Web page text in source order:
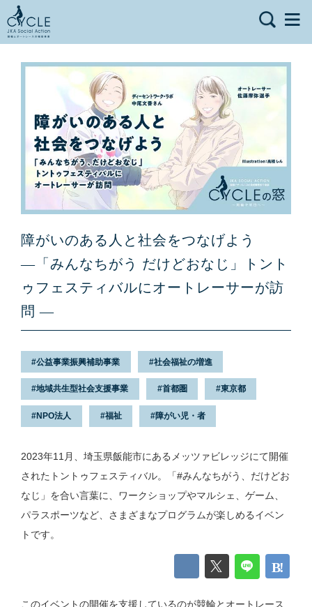
障がいのある人と社会をつなげよう
―「みんなちがう だけどおなじ」トント
ゥフェスティバルにオートレーサーが訪
問 ―
公益事業振興補助事業 社会福祉の増進
地域共生型社会支援事業 首都圏 東京都
NPO法人 福祉 障がい児・者
2023年11月、埼玉県飯能市にあるメッツァビレッジにて開催
されたトントゥフェスティバル。「#みんなちがう、だけどお
なじ」を合い言葉に、ワークショップやマルシェ、ゲーム、
パラスポーツなど、さまざまなプログラムが楽しめるイベン
トです。
このイベントの開催を支援しているのが競輪とオートレース